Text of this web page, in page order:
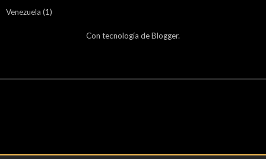
Venezuela (1)
Con tecnología deBlogger.